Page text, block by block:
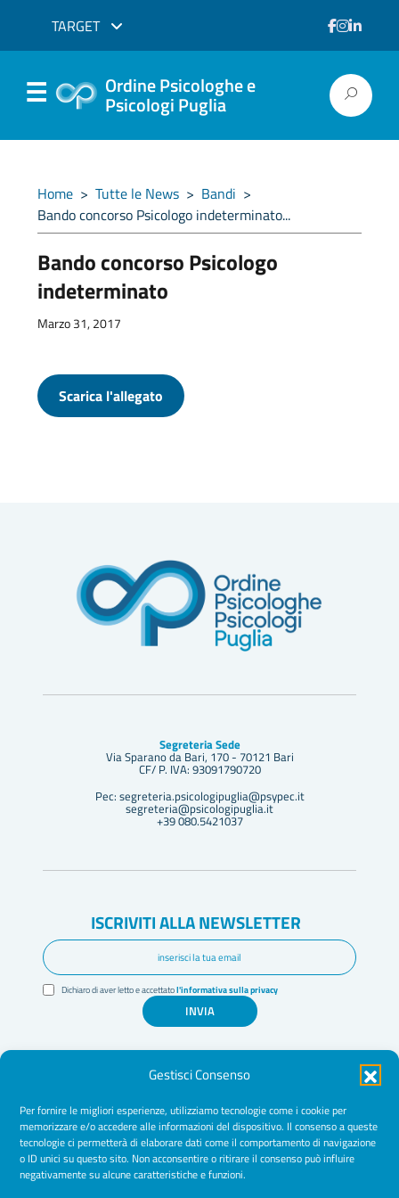
Gestisci Consenso
Per fornire le migliori esperienze, utilizziamo tecnologie come i cookie per
memorizzare e/o accedere alle informazioni del dispositivo. Il consenso a queste
tecnologie ci permetterà di elaborare dati come il comportamento di navigazione
o ID unici su questo sito. Non acconsentire o ritirare il consenso può influire
negativamente su alcune caratteristiche e funzioni.
TARGET
Ordine Psicologhe e
Psicologi Puglia
Home > Tutte le News > Bandi >
Bando concorso Psicologo indeterminato...
Bando concorso Psicologo
indeterminato
Marzo 31, 2017
Scarica l'allegato
Segreteria Sede
Via Sparano da Bari, 170 - 70121 Bari
CF/ P. IVA: 93091790720
Pec: segreteria.psicologipuglia@psypec.it
segreteria@psicologipuglia.it
+39 080.5421037
ISCRIVITI ALLA NEWSLETTER
Dichiaro di aver letto e accettatol'informativa sulla privacy
INVIA
Amministrazione Trasparente
Normative